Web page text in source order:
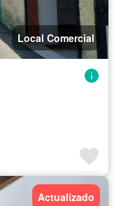
Local Comercial
Actualizado